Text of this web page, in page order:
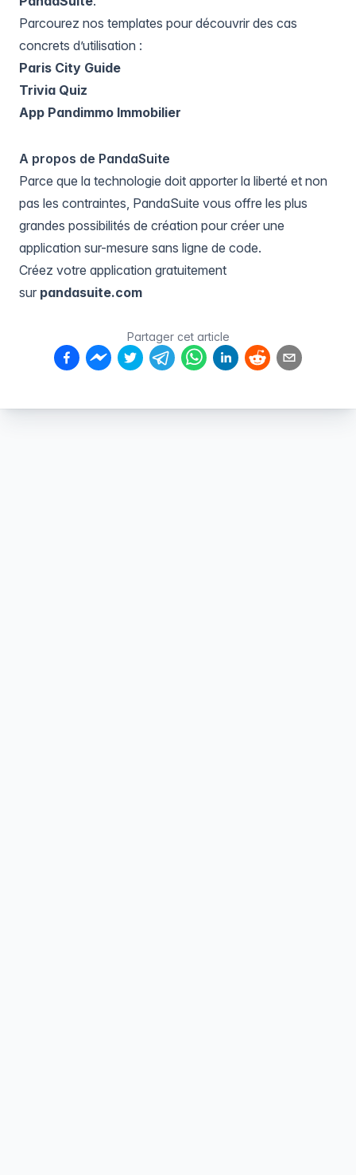
Parcourez nos templates pour découvrir des cas
concrets d’utilisation :
Paris City Guide
Trivia Quiz
App Pandimmo Immobilier
A propos de PandaSuite
Parce que la technologie doit apporter la liberté et non
pas les contraintes, PandaSuite vous offre les plus
grandes possibilités de création pour créer une
application sur-mesure sans ligne de code.
Créez votre application gratuitement
sur pandasuite.com
Partager cet article